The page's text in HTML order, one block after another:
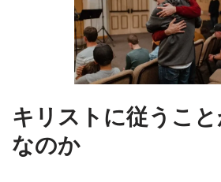
キリストに従うこ
なのか